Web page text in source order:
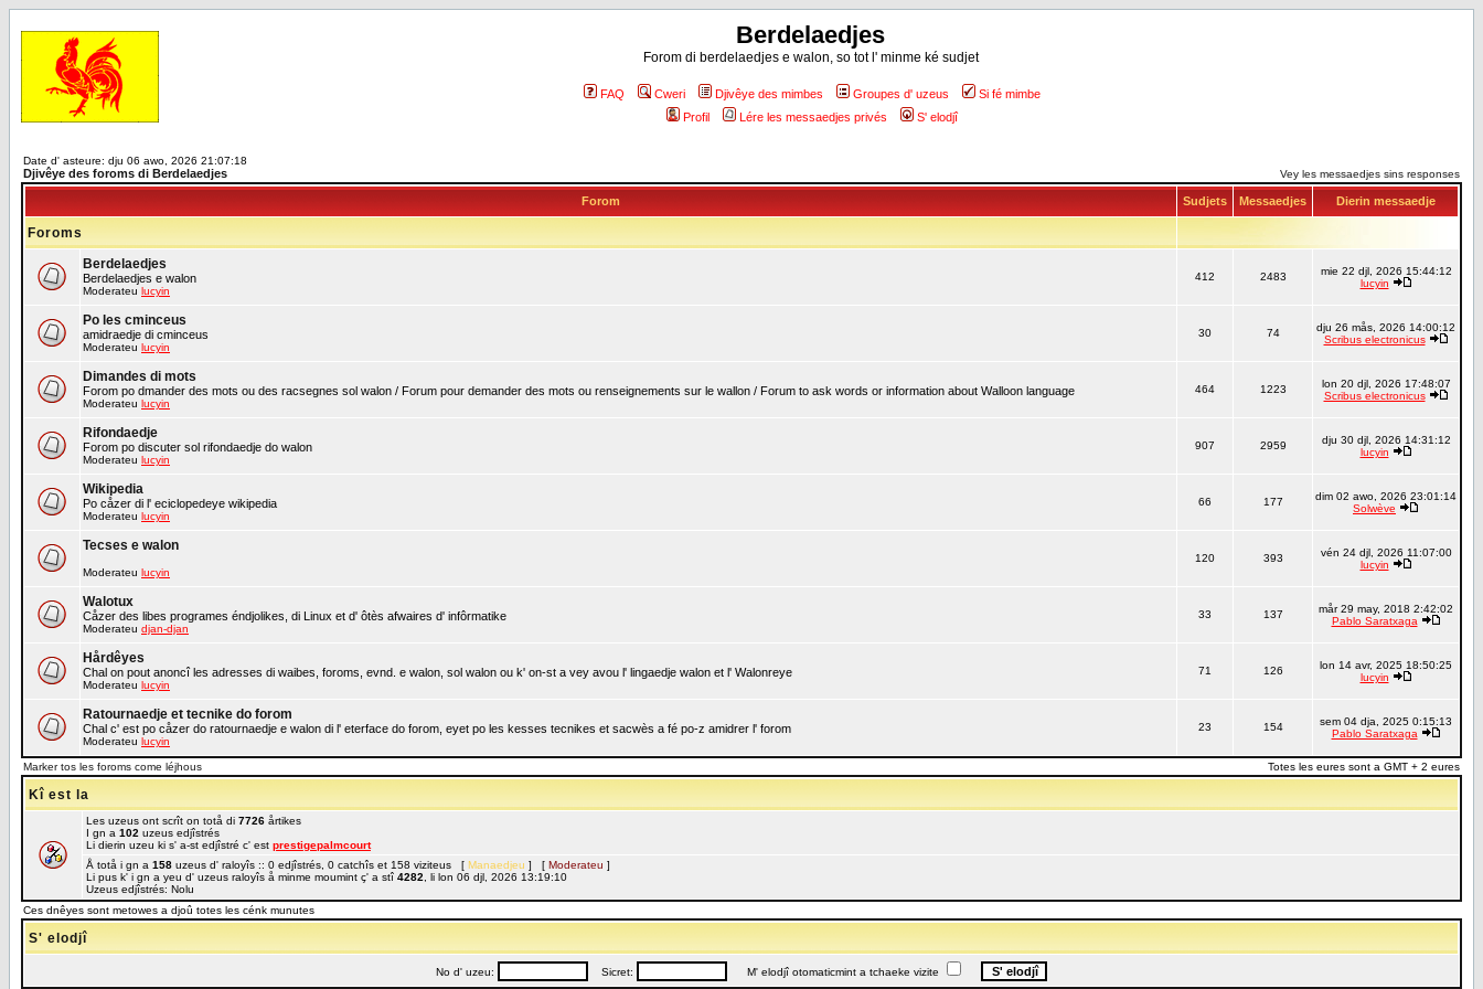
Berdelaedjes
Forom di berdelaedjes e walon, so tot l' minme ké sudjet
FAQ Cweri Djivêye des mimbes Groupes d' uzeus
Si fé mimbe
Profil
Lére les messaedjes privés S' elodjî
Date d' asteure: dju 06 awo, 2026 21:07:18
Djivêye des foroms di Berdelaedjes Vey les messaedjes sins responses
Forom Sudjets Messaedjes Dierin messaedje
Foroms
Berdelaedjes
Berdelaedjes e walon
Moderateu lucyin
412 2483
mie 22 djl, 2026 15:44:12
lucyin
Po les cminceus
amidraedje di cminceus
Moderateu lucyin
30 74
dju 26 mås, 2026 14:00:12
Scribus electronicus
Dimandes di mots
Forom po dmander des mots ou des racsegnes sol walon / Forum pour demander des mots ou renseignements sur le wallon / Forum to ask words or information about Walloon language
Moderateu lucyin
464 1223
lon 20 djl, 2026 17:48:07
Scribus electronicus
Rifondaedje
Forom po discuter sol rifondaedje do walon
Moderateu lucyin
907 2959
dju 30 djl, 2026 14:31:12
lucyin
Wikipedia
Po cåzer di l' eciclopedeye wikipedia
Moderateu lucyin
66 177
dim 02 awo, 2026 23:01:14
Solwève
Tecses e walon
Moderateu lucyin
120 393
vén 24 djl, 2026 11:07:00
lucyin
Walotux
Cåzer des libes programes éndjolikes, di Linux et d' ôtès afwaires d' infôrmatike
Moderateu djan-djan
33 137
mår 29 may, 2018 2:42:02
Pablo Saratxaga
Hårdêyes
Chal on pout anoncî les adresses di waibes, foroms, evnd. e walon, sol walon ou k' on-st a vey avou l' lingaedje walon et l' Walonreye
Moderateu lucyin
71 126
lon 14 avr, 2025 18:50:25
lucyin
Ratournaedje et tecnike do forom
Chal c' est po cåzer do ratournaedje e walon di l' eterface do forom, eyet po les kesses tecnikes et sacwès a fé po-z amidrer l' forom
Moderateu lucyin
23 154
sem 04 dja, 2025 0:15:13
Pablo Saratxaga
Marker tos les foroms come léjhous Totes les eures sont a GMT + 2 eures
Kî est la
Les uzeus ont scrît on totå di 7726 årtikes
I gn a 102 uzeus edjîstrés
Li dierin uzeu ki s' a-st edjîstré c' est prestigepalmcourt
Å totå i gn a 158 uzeus d' raloyîs :: 0 edjîstrés, 0 catchîs et 158 viziteus [ Manaedjeu ] [ Moderateu ]
Li pus k' i gn a yeu d' uzeus raloyîs å minme moumint ç' a stî 4282 , li lon 06 djl, 2026 13:19:10
Uzeus edjîstrés: Nolu
Ces dnêyes sont metowes a djoû totes les cénk munutes
S' elodjî
No d' uzeu: Sicret: M' elodjî otomaticmint a tchaeke vizite